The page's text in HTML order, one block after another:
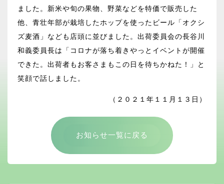
ました。新米や旬の果物、野菜などを特価で販売した
他、青壮年部が栽培したホップを使ったビール「オクシ
ズ麦酒」なども店頭に並びました。出荷委員会の長谷川
和義委員長は「コロナが落ち着きやっとイベントが開催
できた。出荷者もお客さまもこの日を待ちかねた！」と
笑顔で話しました。
（２０２１年１１月１３日）
お知らせ一覧に戻る